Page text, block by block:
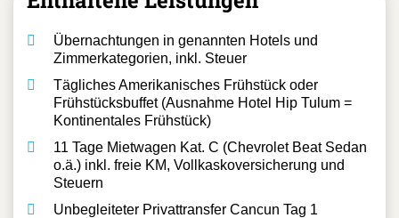
Übernachtungen in genannten Hotels und
Zimmerkategorien, inkl. Steuer
Tägliches Amerikanisches Frühstück oder
Frühstücksbuffet (Ausnahme Hotel Hip Tulum =
Kontinentales Frühstück)
11 Tage Mietwagen Kat. C (Chevrolet Beat Sedan
o.ä.) inkl. freie KM, Vollkaskoversicherung und
Steuern
Unbegleiteter Privattransfer Cancun Tag 1